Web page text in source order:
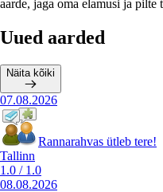
aarde, jaga oma elamusi ja pilte
Uued aarded
Näita kõiki
07.08.2026
Rannarahvas ütleb tere!
Tallinn
1.0 / 1.0
08.08.2026